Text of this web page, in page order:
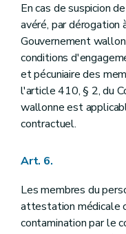
En cas de suspicion
avéré, par
Gouvernement
conditions
et pécuniaire des
l'article 410, § 2, du
wallonne est
contractuel.
Art. 6.
Les membres du
attestation médicale
contamination par le